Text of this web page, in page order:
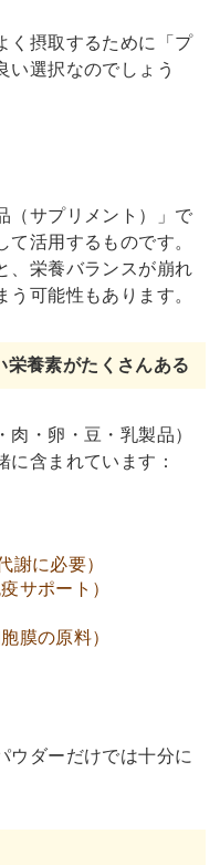
く摂取するために「プ
い選択なのでしょう
（サプリメント）」で
活用するものです。
、栄養バランスが崩れ
可能性もあります。
栄養素がたくさんある
・卵・豆・乳製品）
に含まれています：
謝に必要）
サポート）
膜の原料）
ウダーだけでは十分に